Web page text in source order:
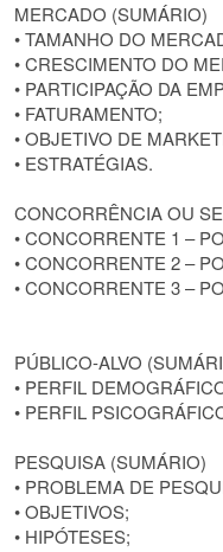
MERCADO (SUMÁRIO)
• TAMANHO DO
• CRESCIMENTO DO
• PARTICIPAÇÃO DA
• FATURAMENTO;
• OBJETIVO DE
• ESTRATÉGIAS.
CONCORRÊNCIA OU
• CONCORRENTE 1 –
• CONCORRENTE 2 –
• CONCORRENTE 3 –
PÚBLICO-ALVO
• PERFIL
• PERFIL
PESQUISA (SUMÁRIO)
• PROBLEMA DE
• OBJETIVOS;
• HIPÓTESES;